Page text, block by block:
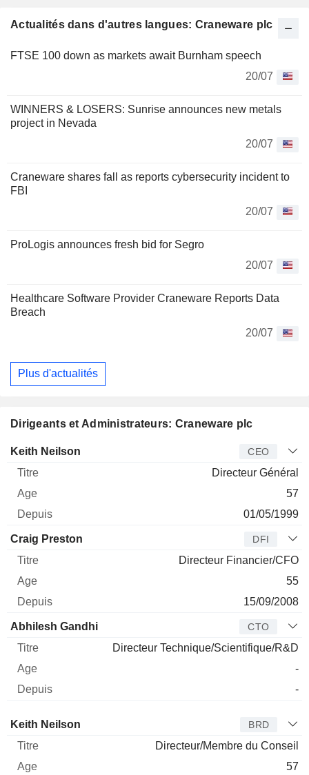
Actualités dans d'autres langues: Craneware plc
FTSE 100 down as markets await Burnham speech
20/07
WINNERS & LOSERS: Sunrise announces new metals
project in Nevada
20/07
Craneware shares fall as reports cybersecurity incident to
FBI
20/07
ProLogis announces fresh bid for Segro
20/07
Healthcare Software Provider Craneware Reports Data
Breach
20/07
Plus d'actualités
Dirigeants et Administrateurs: Craneware plc
Dirigeant Titre
Keith Neilson CEO
Directeur Général
57
01/05/1999
Craig Preston DFI
Directeur Financier/CFO
55
15/09/2008
Abhilesh Gandhi CTO
Directeur Technique/Scientifique/R&D
-
-
Administrateur
Keith Neilson BRD
Directeur/Membre du Conseil
57